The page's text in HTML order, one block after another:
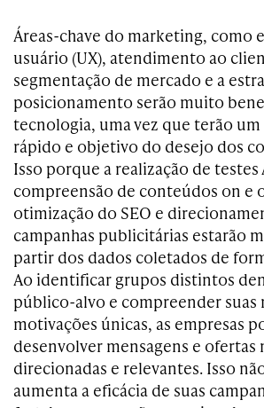
Áreas-chave do marketing, como
usuário (UX), atendimento ao
segmentação de mercado e a
posicionamento serão muito
tecnologia, uma vez que terão
rápido e objetivo do desejo dos
Isso porque a realização de testes
compreensão de conteúdos on e
otimização do SEO e
campanhas publicitárias estarão
partir dos dados coletados de
Ao identificar grupos distintos
público-alvo e compreender suas
motivações únicas, as empresas
desenvolver mensagens e ofertas
direcionadas e relevantes. Isso
aumenta a eficácia de suas